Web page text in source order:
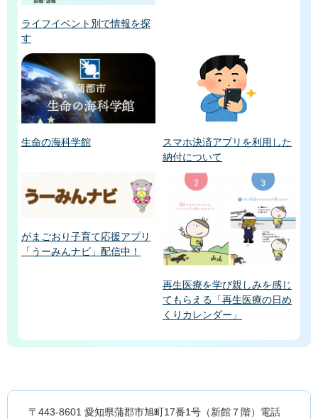
ライフイベント別で情報を探
す
生命の海科学館
スマホ決済アプリを利用した
納付について
がまごおり子育て応援アプリ
「うーみんナビ」配信中！
再生医療を学び親しみを感じ
てもらえる「再生医療の日め
くりカレンダー」
〒443-8601 愛知県蒲郡市旭町17番1号（新館７階）電話